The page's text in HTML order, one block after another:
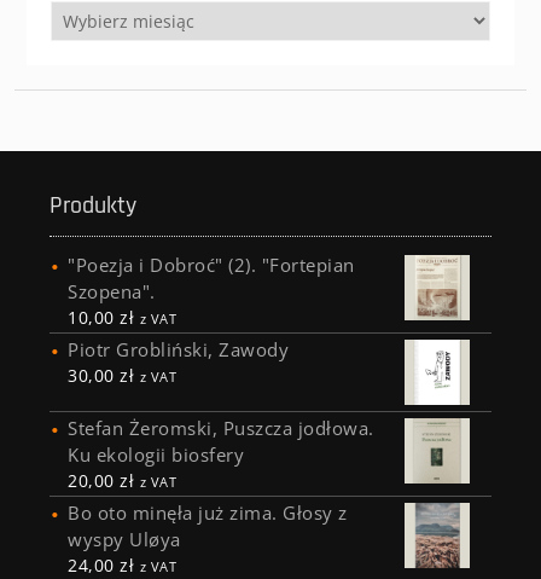
Archiwa
Produkty
"Poezja i Dobroć" (2). "Fortepian
Szopena".
10,00zł z VAT
Piotr Grobliński, Zawody
30,00zł z VAT
Stefan Żeromski, Puszcza jodłowa.
Ku ekologii biosfery
20,00zł z VAT
Bo oto minęła już zima. Głosy z
wyspy Uløya
24,00zł z VAT